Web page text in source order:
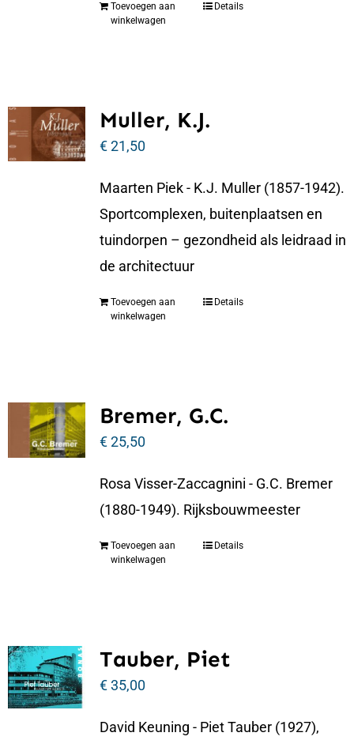
Toevoegen aan
winkelwagen
Details
Muller, K.J.
€21,50
Maarten Piek - K.J. Muller (1857-1942).
Sportcomplexen, buitenplaatsen en
tuindorpen – gezondheid als leidraad in
de architectuur
Toevoegen aan
winkelwagen
Details
Bremer, G.C.
€25,50
Rosa Visser-Zaccagnini - G.C. Bremer
(1880-1949). Rijksbouwmeester
Toevoegen aan
winkelwagen
Details
Tauber, Piet
€35,00
David Keuning - Piet Tauber (1927),